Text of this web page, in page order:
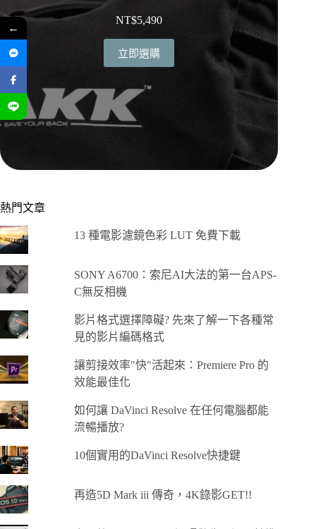
NT$5,490
立即選購
熱門文章
13 種電影濾鏡色彩 LUT 免費下載
SONY A6700：索尼AI大法的第一台APS-
C無反相機
影片格式選擇障礙? 先來了解一下各種常
見的影片編碼格式
讓剪接效率"快"活起來：Premiere Pro 的
效能最佳化
如何讓 DaVinci Resolve 在任何電腦都能
流暢播放?
10個實用的DaVinci Resolve快捷鍵
再造5D Mark iii 傳奇，4K錄影GET!!
←